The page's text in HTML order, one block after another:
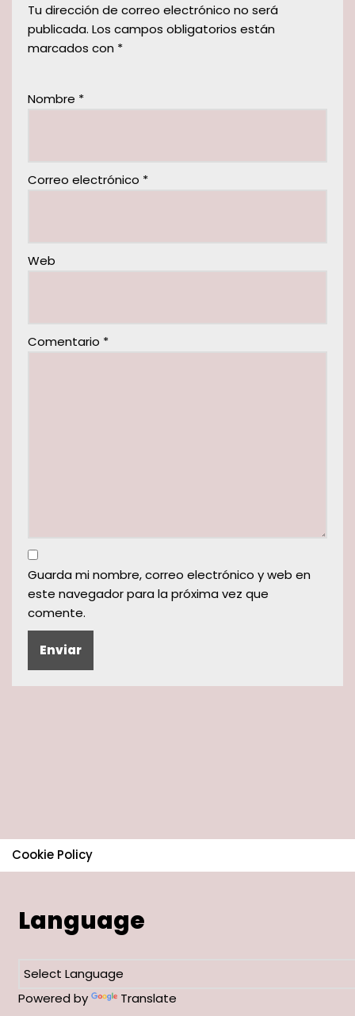
Tu dirección de correo electrónico no será
publicada. Los campos obligatorios están
marcados con *
Nombre *
Correo electrónico *
Web
Comentario *
Guarda mi nombre, correo electrónico y web en
este navegador para la próxima vez que
comente.
Cookie Policy
Language
Powered by Translate